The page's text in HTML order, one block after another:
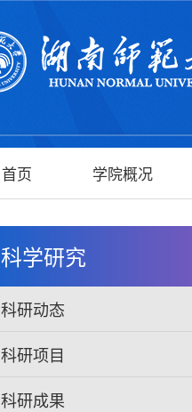
首页 学院概况
科学研究
科研动态
科研项目
科研成果